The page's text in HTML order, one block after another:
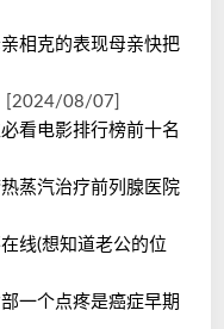
相克的表现母亲快把
[2024/08/07]
看电影排行榜前十名
蒸汽治疗前列腺医院
线(想知道老公的位
一个点疼是癌症早期